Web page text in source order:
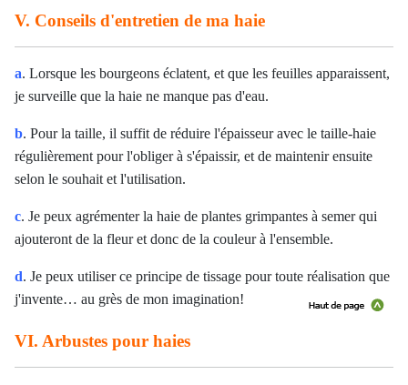
V. Conseils d'entretien de ma haie
a. Lorsque les bourgeons éclatent, et que les feuilles apparaissent,
je surveille que la haie ne manque pas d'eau.
b. Pour la taille, il suffit de réduire l'épaisseur avec le taille-haie
régulièrement pour l'obliger à s'épaissir, et de maintenir ensuite
selon le souhait et l'utilisation.
c. Je peux agrémenter la haie de plantes grimpantes à semer qui
ajouteront de la fleur et donc de la couleur à l'ensemble.
d. Je peux utiliser ce principe de tissage pour toute réalisation que
j'invente… au grès de mon imagination!
VI. Arbustes pour haies